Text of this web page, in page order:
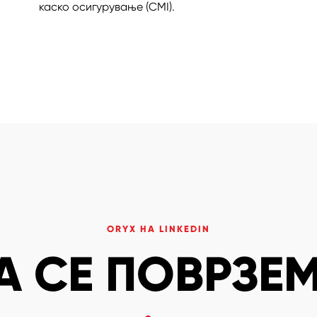
каско осигурување (CMI).
ORYX НА LINKEDIN
СЕ